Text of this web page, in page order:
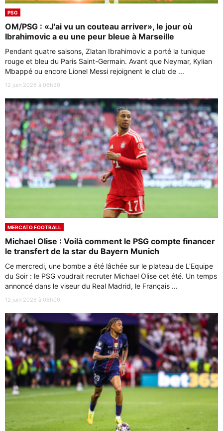
PSG
OM/PSG : «J'ai vu un couteau arriver», le jour où
Ibrahimovic a eu une peur bleue à Marseille
Pendant quatre saisons, Zlatan Ibrahimovic a porté la tunique
rouge et bleu du Paris Saint-Germain. Avant que Neymar, Kylian
Mbappé ou encore Lionel Messi rejoignent le club de ...
12 juin 2026 à 06h30
MERCATO FOOTBALL
Michael Olise : Voilà comment le PSG compte financer
le transfert de la star du Bayern Munich
Ce mercredi, une bombe a été lâchée sur le plateau de L'Equipe
du Soir : le PSG voudrait recruter Michael Olise cet été. Un temps
annoncé dans le viseur du Real Madrid, le Français ...
12 juin 2026 à 06h00